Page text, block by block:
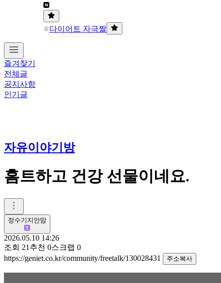
다이어트 자극짤
즐겨찾기
전체글
공지사항
인기글
자유이야기방
홈트하고 건강 선물이네요.
정수기지안맘
2026.05.10 14:26
조회 21 추천 0스크랩 0
https://geniet.co.kr/community/freetalk/130028431
주소복사